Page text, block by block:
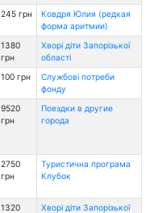
245 грн
Ковдря Юлия (редкая
форма аритмии)
1380
грн
Хворі діти Запорізької
області
100 грн
Службові потреби
фонду
9520
грн
Поездки в другие
города
2750
грн
Туристична програма
Клубок
1320
Хворі діти Запорізької